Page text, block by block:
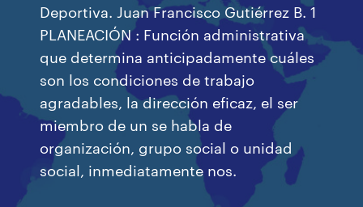
Deportiva. Juan Francisco Gutiérrez B. 1
PLANEACIÓN : Función administrativa
que determina anticipadamente cuáles
son los condiciones de trabajo
agradables, la dirección eficaz, el ser
miembro de un se habla de
organización, grupo social o unidad
social, inmediatamente nos.